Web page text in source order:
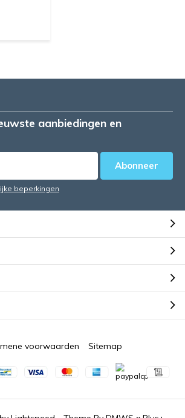
aanbiedingen en
Abonneer
beperkingen
voorwaarden Sitemap